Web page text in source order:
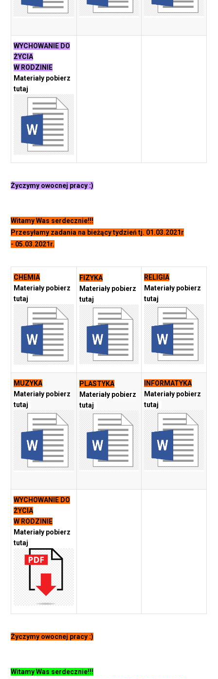
WYCHOWANIE DO
ŻYCIA
W RODZINIE
Materiały pobierz
tutaj
Życzymy owocnej pracy :)
Witamy Was serdecznie!!!
Przesyłamy zadania na bieżący tydzień tj. 01.03.2021r
- 05.03.2021r.
CHEMIA
Materiały pobierz
tutaj
FIZYKA
Materiały pobierz
tutaj
RELIGIA
Materiały pobierz
tutaj
MUZYKA
Materiały pobierz
tutaj
PLASTYKA
Materiały pobierz
tutaj
INFORMATYKA
Materiały pobierz
tutaj
WYCHOWANIE DO
ŻYCIA
W RODZINIE
Materiały pobierz
tutaj
Życzymy owocnej pracy :)
Witamy Was serdecznie!!!